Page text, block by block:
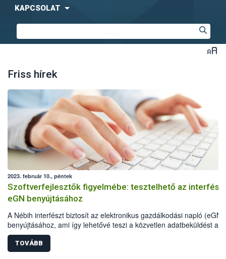
KAPCSOLAT
Friss hírek
2023. február 10., péntek
Szoftverfejlesztők figyelmébe: tesztelhető az interfész
eGN benyújtásához
A Nébih interfészt biztosít az elektronikus gazdálkodási napló (eGN)
benyújtásához, ami így lehetővé teszi a közvetlen adatbeküldést a
gazdálkodók üzemirányítási szoftvereiből.
TOVÁBB